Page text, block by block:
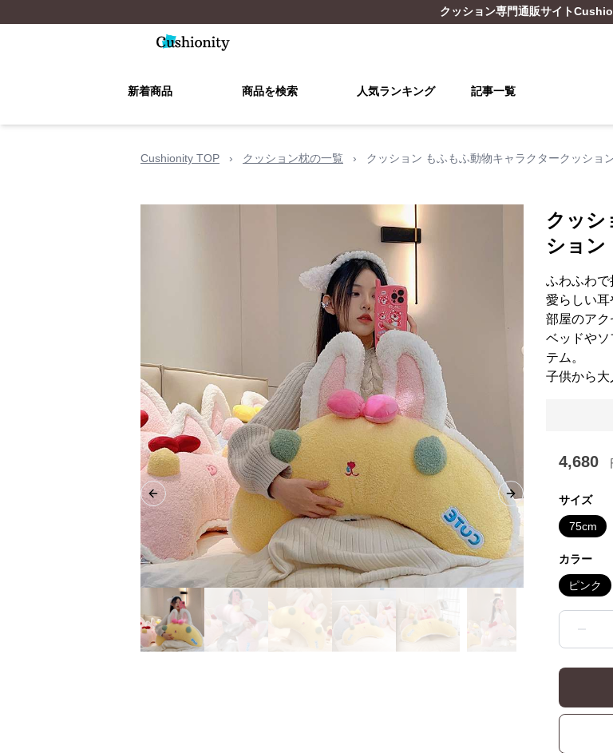
クッション専門通販サイト
新着商品 商品を検索 人気ランキング 記事一覧
Cushionity TOP › クッション枕の一覧 › クッション もふもふ動物キャラクタークッショ
Previous slide Next slide
クッシ
ション
ふわふわで
愛らしい耳
部屋のアク
ベッドやソ
テム。
子供から大
4,680
サイズ
75cm
カラー
ピンク